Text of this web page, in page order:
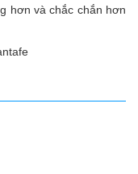
hơn và chắc chắn hơn